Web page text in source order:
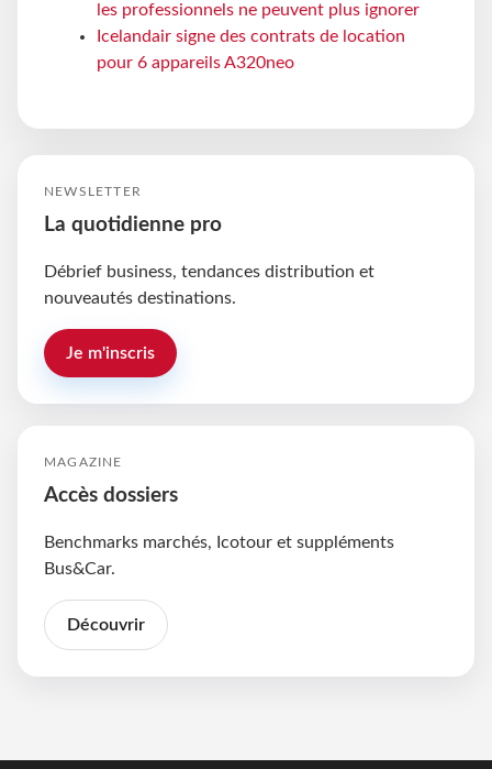
les professionnels ne peuvent plus ignorer
Icelandair signe des contrats de location
pour 6 appareils A320neo
NEWSLETTER
La quotidienne pro
Débrief business, tendances distribution et
nouveautés destinations.
Je m'inscris
MAGAZINE
Accès dossiers
Benchmarks marchés, Icotour et suppléments
Bus&Car.
Découvrir